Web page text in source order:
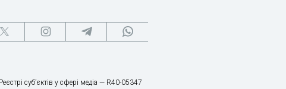
суб’єктів у сфері медіа — R40-05347